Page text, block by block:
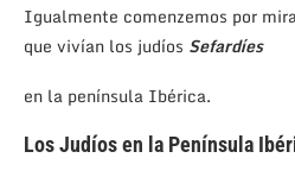
Igualmente comenzemos por
que vivían los judíos Sefardíes
en la península Ibérica.
Los Judíos en la Península